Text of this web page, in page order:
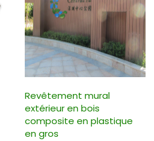
Revêtement mural
extérieur en bois
composite en plastique
en gros